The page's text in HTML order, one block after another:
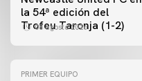
la 54ª edición del
Trofeu Taronja (1-2)
08 agosto 2026
PRIMER EQUIPO